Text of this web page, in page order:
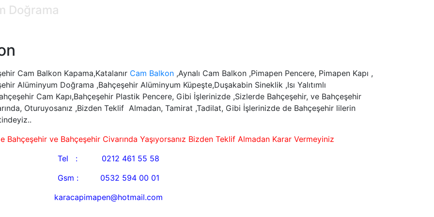
Doğrama
Cam Balkon Kapama,Katalanır Cam Balkon ,Aynalı Cam Balkon ,Pimapen Pencere, Pimapen Kapı ,
Alüminyum Doğrama ,Bahçeşehir Alüminyum Küpeşte,Duşakabin Sineklik ,Isı Yalıtımlı
Cam Kapı,Bahçeşehir Plastik Pencere, Gibi İşlerinizde ,Sizlerde Bahçeşehir, ve Bahçeşehir
Oturuyosanız ,Bizden Teklif Almadan, Tamirat ,Tadilat, Gibi İşlerinizde de Bahçeşehir lilerin
Bahçeşehir ve Bahçeşehir Civarında Yaşıyorsanız Bizden Teklif Almadan Karar Vermeyiniz
Tel : 0212 461 55 58
Gsm : 0532 594 00 01
karacapimapen@hotmail.com